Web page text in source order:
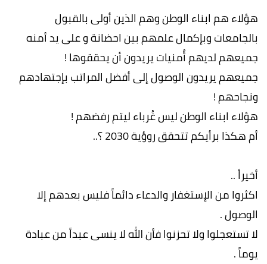
هؤلاء هم ابناء الوطن وهم الذين أولى بالقبول
بالجامعات وبإكمال علمهم بين احضانة و على يد أمنه
جميعهم لديهم أُمنيات يريدون أن يحققوها !
جميعهم يريدون الوصول إلى أفضل المراتب بإجتهادهم
ونجاحهم !
هؤلاء ابناء الوطن ليس غُرباء ليتم رفضهم !
أم هكذا برأيكم تتحقق روؤية 2030 ؟..
أخيراً ..
اكثروا من الإستغفار والدعاء دائماً فليس بعدهم إلا
الوصول .
لا تستعجلوا ولا تحزنوا فأن الله لا ينسى عبداً من عبادة
يوماً .